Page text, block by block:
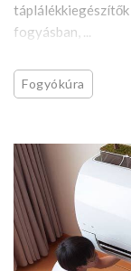
fogyásban, ...
Fogyókúra